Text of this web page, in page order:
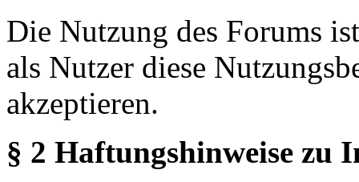
Die Nutzung des Forums
als Nutzer diese
akzeptieren.
§ 2 Haftungshinweise zu